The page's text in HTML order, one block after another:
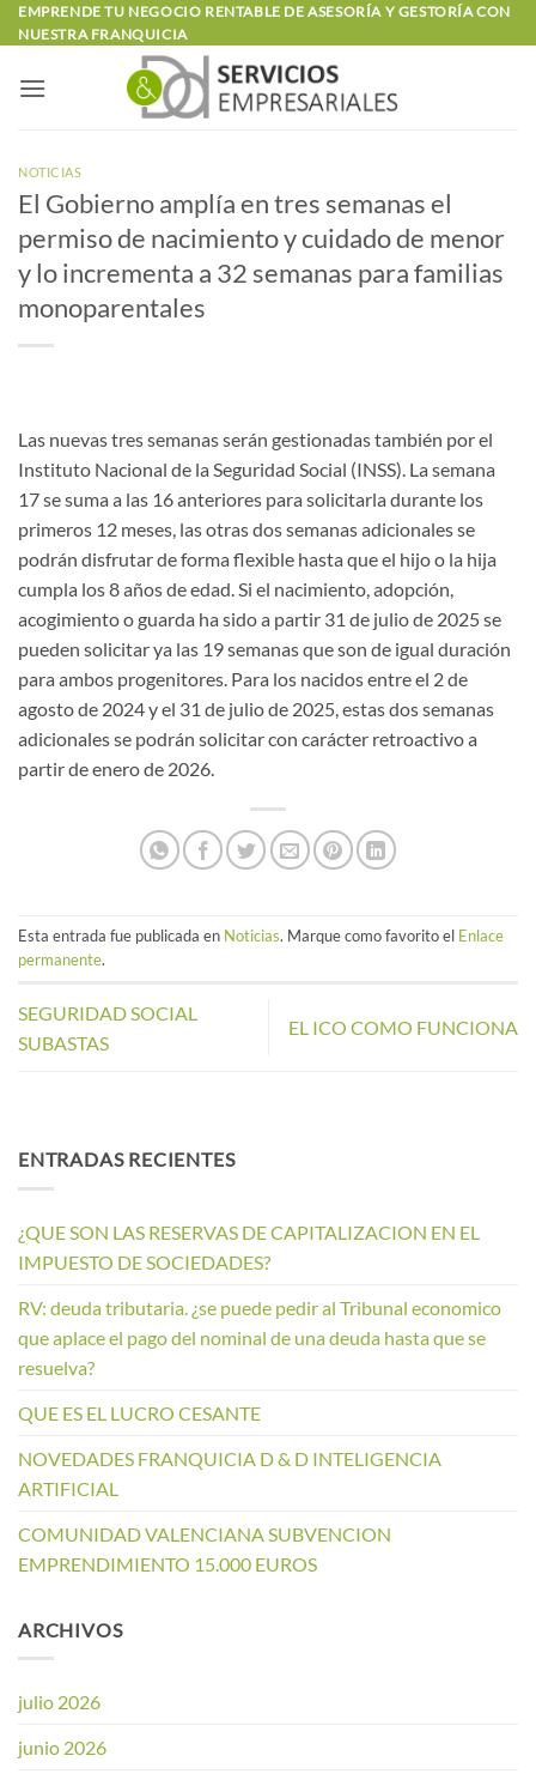
Saltar
al
EMPRENDE TU NEGOCIO RENTABLE DE ASESORÍA Y GESTORÍA CON
NUESTRA FRANQUICIA
NOTICIAS
El Gobierno amplía en tres semanas el
permiso de nacimiento y cuidado de menor
y lo incrementa a 32 semanas para familias
monoparentales
Las nuevas tres semanas serán gestionadas también por el
Instituto Nacional de la Seguridad Social (INSS). La semana
17 se suma a las 16 anteriores para solicitarla durante los
primeros 12 meses, las otras dos semanas adicionales se
podrán disfrutar de forma flexible hasta que el hijo o la hija
cumpla los 8 años de edad. Si el nacimiento, adopción,
acogimiento o guarda ha sido a partir 31 de julio de 2025 se
pueden solicitar ya las 19 semanas que son de igual duración
para ambos progenitores. Para los nacidos entre el 2 de
agosto de 2024 y el 31 de julio de 2025, estas dos semanas
adicionales se podrán solicitar con carácter retroactivo a
partir de enero de 2026.
Esta entrada fue publicada en Noticias. Marque como favorito el Enlace
permanente.
SEGURIDAD SOCIAL
SUBASTAS
EL ICO COMO FUNCIONA
ENTRADAS RECIENTES
¿QUE SON LAS RESERVAS DE CAPITALIZACION EN EL
IMPUESTO DE SOCIEDADES?
RV: deuda tributaria. ¿se puede pedir al Tribunal economico
que aplace el pago del nominal de una deuda hasta que se
resuelva?
QUE ES EL LUCRO CESANTE
NOVEDADES FRANQUICIA D & D INTELIGENCIA
ARTIFICIAL
COMUNIDAD VALENCIANA SUBVENCION
EMPRENDIMIENTO 15.000 EUROS
ARCHIVOS
julio 2026
junio 2026